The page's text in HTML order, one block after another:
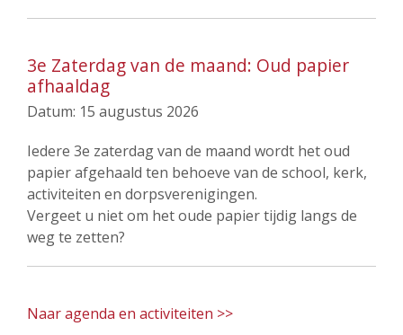
3e Zaterdag van de maand: Oud papier
afhaaldag
Datum: 15 augustus 2026
Iedere 3e zaterdag van de maand wordt het oud
papier afgehaald ten behoeve van de school, kerk,
activiteiten en dorpsverenigingen.
Vergeet u niet om het oude papier tijdig langs de
weg te zetten?
Naar agenda en activiteiten >>